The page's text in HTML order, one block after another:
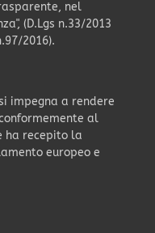
nel
(D.Lgs n.33/2013
2016).
impegna a rendere
al
ha recepito la
europeo e